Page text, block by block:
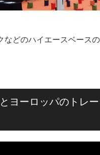
などのハイエースベース
ヨーロッパのトレ